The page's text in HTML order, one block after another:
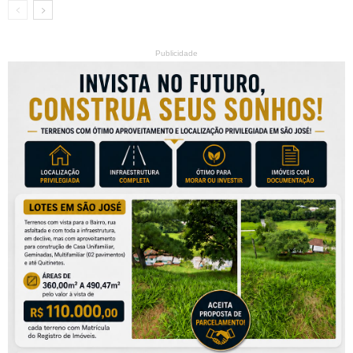
Publicidade